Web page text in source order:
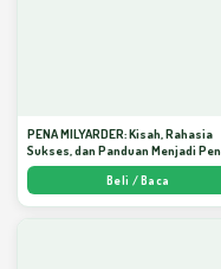
PENA MILYARDER: Kisah, Rahasia
Sukses, dan Panduan Menjadi
Milyar di KBM App dari Nol - Arda
Beli / Baca